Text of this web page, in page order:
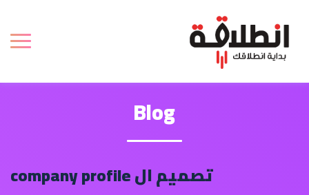
Blog
تصميم ال company profile